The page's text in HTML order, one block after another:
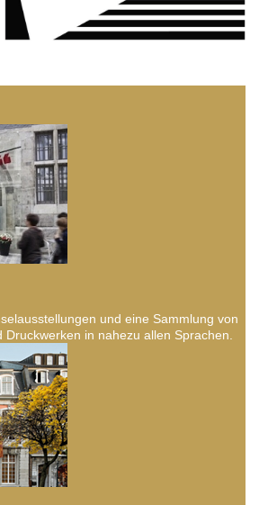
und eine Sammlung von
in nahezu allen Sprachen.